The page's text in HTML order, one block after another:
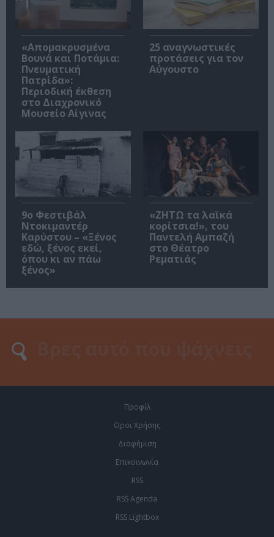
«Απομακρυσμένα
Βουνά και Ποτάμια:
Πνευματική
Πατρίδα»:
Περιοδική έκθεση
στο Διαχρονικό
Μουσείο Αίγινας
25 αναγνωστικές
προτάσεις για τον
Αύγουστο
9ο Φεστιβάλ
Ντοκιμαντέρ
Καρύστου – «Ξένος
εδώ, ξένος εκεί,
όπου κι αν πάω
ξένος»
«ΖΗΤΩ τα λαϊκά
κορίτσια!», του
Παντελή Αμπαζή
στο Θέατρο
Ρεματιάς
Προφίλ
Οροι Χρήσης
Διαφήμιση
Επικοινωνία
RSS
RSS Agenda
RSS Lightbox